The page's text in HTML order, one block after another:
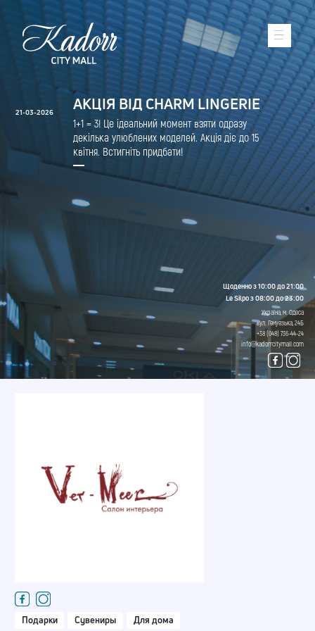
21-03-2026 АКЦІЯ ВІД CHARM LINGERIE
1+1 = 3! Це ідеальний момент взяти одразу
декілька улюблених моделей. Акція діє до 15
квітня. Встигніть придбати!
Щоденно з 10:00 до 21:00
Le Silpo з 08:00 до 23:00
Україна, м. Одеса
вул. Генуезька, 24Б
+38 (048) 736-44-24
info@kadorrcitymall.com
Подарки Сувениры Для дома